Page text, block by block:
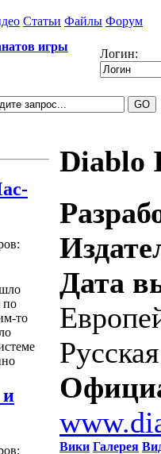
Статьи Файлы Форум
игры
Логин:
по
то
и
Diablo
Дата
Вики Галерея